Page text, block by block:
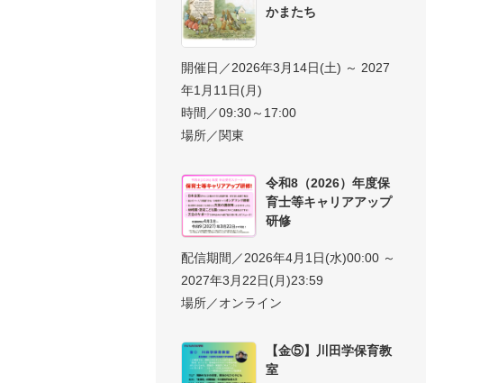
かまたち
開催日／2026年3月14日(土) ～ 2027
年1月11日(月)
時間／09:30～17:00
場所／関東
令和8（2026）年度保
育士等キャリアアップ
研修
配信期間／2026年4月1日(水)00:00 ～
2027年3月22日(月)23:59
場所／オンライン
【金⑤】川田学保育教
室